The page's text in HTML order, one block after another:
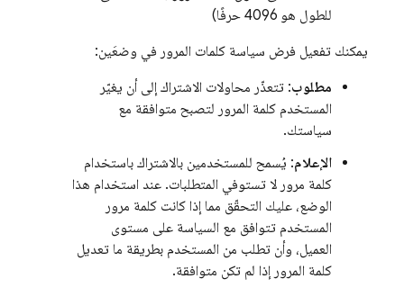
للطول هو 4096 حرفًا)
يمكنك تفعيل فرض سياسة كلمات المرور في وضعَين:
مطلوب: تتعذّر محاولات الاشتراك إلى أن يغيّر
المستخدم كلمة المرور لتصبح متوافقة مع
سياستك.
الإعلام: يُسمح للمستخدمين بالاشتراك باستخدام
كلمة مرور لا تستوفي المتطلبات. عند استخدام هذا
الوضع، عليك التحقّق مما إذا كانت كلمة مرور
المستخدم تتوافق مع السياسة على مستوى
العميل، وأن تطلب من المستخدم بطريقة ما تعديل
كلمة المرور إذا لم تكن متوافقة.